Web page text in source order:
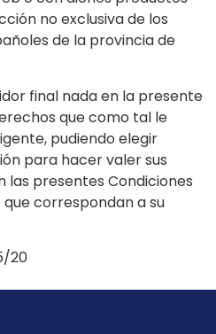
no exclusiva de los
de la provincia de
final nada en la presente
que como tal le
pudiendo elegir
para hacer valer sus
las presentes Condiciones
correspondan a su
20